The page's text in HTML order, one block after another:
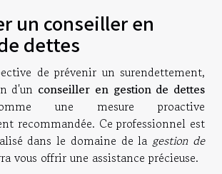
un conseiller en
dettes
de prévenir un surendettement,
d'un conseiller en gestion de dettes
une mesure proactive
recommandée. Ce professionnel est
dans le domaine de lagestion de
vous offrir une assistance précieuse.